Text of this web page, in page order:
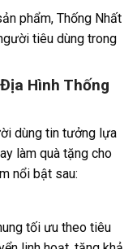
phẩm, Thống Nhất
tiêu dùng trong
Hình Thống
dùng tin tưởng lựa
làm quà tặng cho
nổi bật sau:
tối ưu theo tiêu